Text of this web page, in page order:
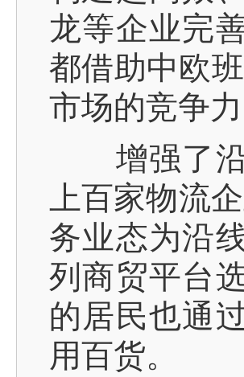
龙等企业完
都借助中欧
市场的竞争
增强了沿
上百家物流
务业态为沿
列商贸平台
的居民也通
用百货。